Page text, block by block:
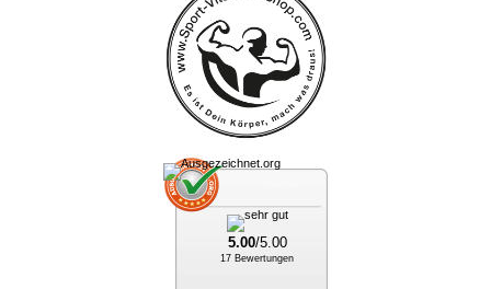
5.00/5.00
17 Bewertungen